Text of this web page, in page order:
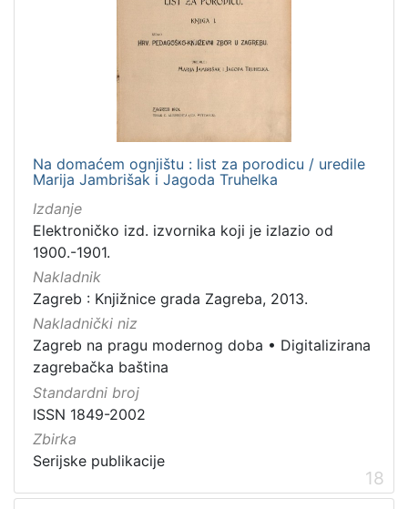
Na domaćem ognjištu : list za porodicu / uredile
Marija Jambrišak i Jagoda Truhelka
Izdanje
Elektroničko izd. izvornika koji je izlazio od
1900.-1901.
Nakladnik
Zagreb : Knjižnice grada Zagreba, 2013.
Nakladnički niz
Zagreb na pragu modernog doba • Digitalizirana
zagrebačka baština
Standardni broj
ISSN 1849-2002
Zbirka
Serijske publikacije
18